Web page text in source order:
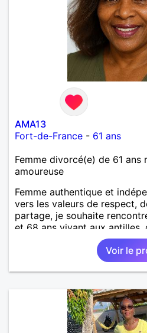
AMA13
Fort-de-France - 61 ans
Femme divorcé(e) de 61 ans
amoureuse
Femme authentique et
vers les valeurs de respect,
partage, je souhaite
et 68 ans vivant aux antilles,
relation stable et
passionnée de
mieux-être; toujours en
version de moi-même. Je
construction à deux. Si vous
sincère, mature et apaisante,
Voir le